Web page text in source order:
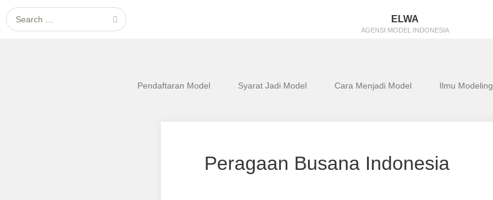
ELWA
AGENSI MODEL INDONESIA
Search for:
Pendaftaran Model Syarat Jadi Model Cara Menjadi Model Ilmu Modeling
Peragaan Busana Indonesia